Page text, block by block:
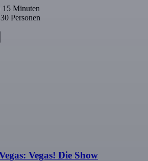
15 Minuten
Personen
Vegas! Die Show